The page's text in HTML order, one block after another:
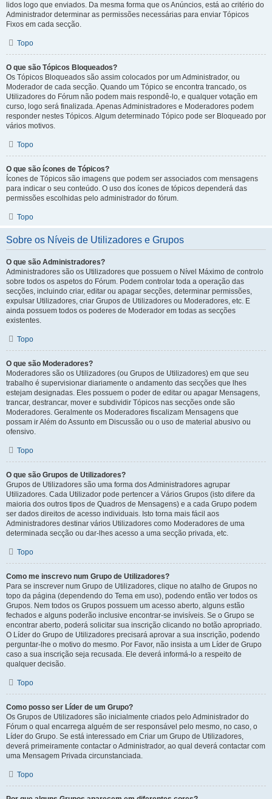
lidos logo que enviados. Da mesma forma que os Anúncios, está ao critério do
Administrador determinar as permissões necessárias para enviar Tópicos
Fixos em cada secção.
Topo
O que são Tópicos Bloqueados?
Os Tópicos Bloqueados são assim colocados por um Administrador, ou
Moderador de cada secção. Quando um Tópico se encontra trancado, os
Utilizadores do Fórum não podem mais respondê-lo, e qualquer votação em
curso, logo será finalizada. Apenas Administradores e Moderadores podem
responder nestes Tópicos. Algum determinado Tópico pode ser Bloqueado por
vários motivos.
Topo
O que são ícones de Tópicos?
Ícones de Tópicos são imagens que podem ser associados com mensagens
para indicar o seu conteúdo. O uso dos ícones de tópicos dependerá das
permissões escolhidas pelo administrador do fórum.
Topo
Sobre os Níveis de Utilizadores e Grupos
O que são Administradores?
Administradores são os Utilizadores que possuem o Nível Máximo de controlo
sobre todos os aspetos do Fórum. Podem controlar toda a operação das
secções, incluindo criar, editar ou apagar secções, determinar permissões,
expulsar Utilizadores, criar Grupos de Utilizadores ou Moderadores, etc. E
ainda possuem todos os poderes de Moderador em todas as secções
existentes.
Topo
O que são Moderadores?
Moderadores são os Utilizadores (ou Grupos de Utilizadores) em que seu
trabalho é supervisionar diariamente o andamento das secções que lhes
estejam designadas. Eles possuem o poder de editar ou apagar Mensagens,
trancar, destrancar, mover e subdividir Tópicos nas secções onde são
Moderadores. Geralmente os Moderadores fiscalizam Mensagens que
possam ir Além do Assunto em Discussão ou o uso de material abusivo ou
ofensivo.
Topo
O que são Grupos de Utilizadores?
Grupos de Utilizadores são uma forma dos Administradores agrupar
Utilizadores. Cada Utilizador pode pertencer a Vários Grupos (isto difere da
maioria dos outros tipos de Quadros de Mensagens) e a cada Grupo podem
ser dados direitos de acesso individuais. Isto torna mais fácil aos
Administradores destinar vários Utilizadores como Moderadores de uma
determinada secção ou dar-lhes acesso a uma secção privada, etc.
Topo
Como me inscrevo num Grupo de Utilizadores?
Para se inscrever num Grupo de Utilizadores, clique no atalho de Grupos no
topo da página (dependendo do Tema em uso), podendo então ver todos os
Grupos. Nem todos os Grupos possuem um acesso aberto, alguns estão
fechados e alguns poderão inclusive encontrar-se invisíveis. Se o Grupo se
encontrar aberto, poderá solicitar sua inscrição clicando no botão apropriado.
O Líder do Grupo de Utilizadores precisará aprovar a sua inscrição, podendo
perguntar-lhe o motivo do mesmo. Por Favor, não insista a um Líder de Grupo
caso a sua inscrição seja recusada. Ele deverá informá-lo a respeito de
qualquer decisão.
Topo
Como posso ser Líder de um Grupo?
Os Grupos de Utilizadores são inicialmente criados pelo Administrador do
Fórum o qual encarrega alguém de ser responsável pelo mesmo, no caso, o
Líder do Grupo. Se está interessado em Criar um Grupo de Utilizadores,
deverá primeiramente contactar o Administrador, ao qual deverá contactar com
uma Mensagem Privada circunstanciada.
Topo